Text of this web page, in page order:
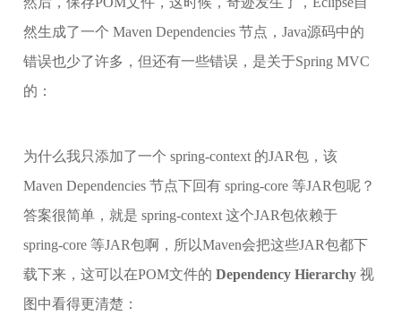
然生成了一个 Maven Dependencies 节点，Java源码中的
错误也少了许多，但还有一些错误，是关于Spring MVC
的：
为什么我只添加了一个 spring-context 的JAR包，该
Maven Dependencies 节点下回有 spring-core 等JAR包呢？
答案很简单，就是 spring-context 这个JAR包依赖于
spring-core 等JAR包啊，所以Maven会把这些JAR包都下
载下来，这可以在POM文件的 Dependency Hierarchy视
图中看得更清楚：